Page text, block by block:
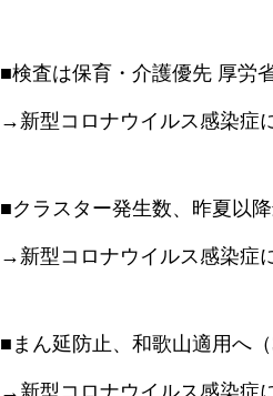
■検査は保育・介護優先 厚労
→新型コロナウイルス感染症
■クラスター発生数、昨夏以降
→新型コロナウイルス感染症
■まん延防止、和歌山適用へ（
→新型コロナウイルス感染症